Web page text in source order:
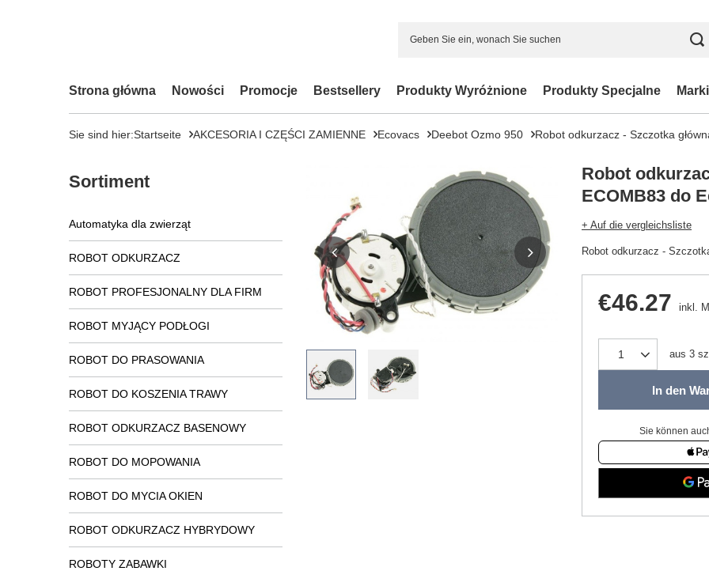
Strona główna Nowości Promocje Bestsellery Produkty Wyróżnione Produkty Specjalne Marki
Sie sind hier:Startseite AKCESORIA I CZĘŚCI ZAMIENNE Ecovacs Deebot Ozmo 950 Robot odkurzacz - Szczotka
Sortiment
Automatyka dla zwierząt
ROBOT ODKURZACZ
ROBOT PROFESJONALNY DLA FIRM
ROBOT MYJĄCY PODŁOGI
ROBOT DO PRASOWANIA
ROBOT DO KOSZENIA TRAWY
ROBOT ODKURZACZ BASENOWY
ROBOT DO MOPOWANIA
ROBOT DO MYCIA OKIEN
ROBOT ODKURZACZ HYBRYDOWY
ROBOTY ZABAWKI
Robot
ECOMB83 do
+ Auf die vergleichsliste
Robot odkurzacz -
€46.27 inkl.
aus 3
In den
Sie können